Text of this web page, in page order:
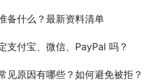
备什么？最新资料清单
支付宝、微信、PayPal 吗？
见原因有哪些？如何避免被拒？